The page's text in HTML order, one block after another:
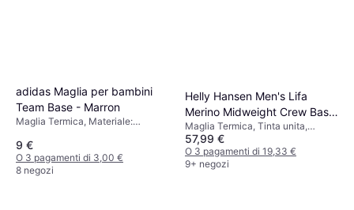
adidas Maglia per bambini
Team Base - Marron
Maglia Termica, Materiale:
9 €
O 3 pagamenti di 3,00 €
8 negozi
Helly Hansen Men's Lifa
Merino Midweight Crew Base
Layer - Black
Maglia Termica, Tinta unita,
Materiale: Lana merino,
Polipropilene, Traspirante
57,99 €
O 3 pagamenti di 19,33 €
9+ negozi